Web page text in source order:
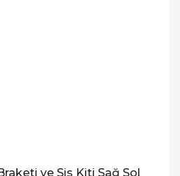
ve Sis Kiti Sağ Sol